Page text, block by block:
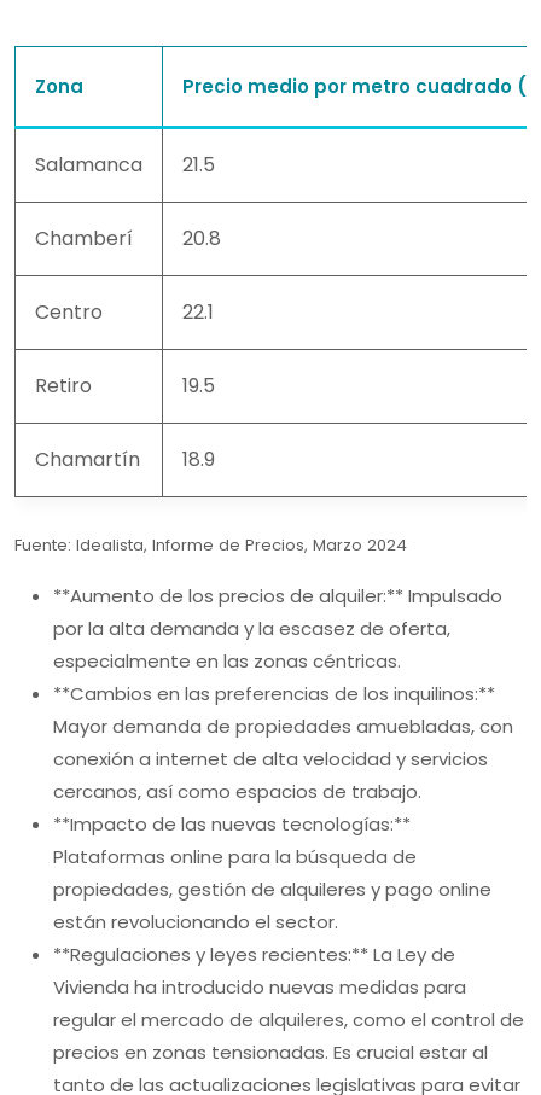
Zona Precio medio por metro cuadrado
Salamanca 21.5
Chamberí 20.8
Centro 22.1
Retiro 19.5
Chamartín 18.9
Fuente: Idealista, Informe de Precios, Marzo 2024
**Aumento de los precios de alquiler:** Impulsado
por la alta demanda y la escasez de oferta,
especialmente en las zonas céntricas.
**Cambios en las preferencias de los inquilinos:**
Mayor demanda de propiedades amuebladas, con
conexión a internet de alta velocidad y servicios
cercanos, así como espacios de trabajo.
**Impacto de las nuevas tecnologías:**
Plataformas online para la búsqueda de
propiedades, gestión de alquileres y pago online
están revolucionando el sector.
**Regulaciones y leyes recientes:** La Ley de
Vivienda ha introducido nuevas medidas para
regular el mercado de alquileres, como el control de
precios en zonas tensionadas. Es crucial estar al
tanto de las actualizaciones legislativas para evitar